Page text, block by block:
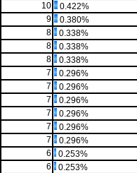
10
0.422%
9
0.380%
8
0.338%
8
0.338%
8
0.338%
7
0.296%
7
0.296%
7
0.296%
7
0.296%
7
0.296%
7
0.296%
6
0.253%
6
0.253%